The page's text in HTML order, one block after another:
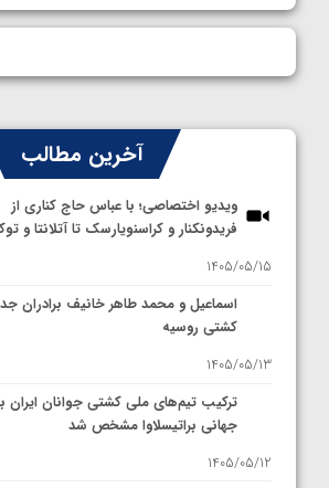
آخرین مطالب
ویدیو اختصاصی؛ با عباس حاج کناری از
فریدونکنار و کراسنویارسک تا آتلانتا و
1405/05/15
اسماعیل و محمد طاهر خانیف برادران
کشتی روسیه
1405/05/13
ترکیب تیم‌های ملی کشتی جوانان ایران
جهانی براتیسلاوا مشخص شد
1405/05/12